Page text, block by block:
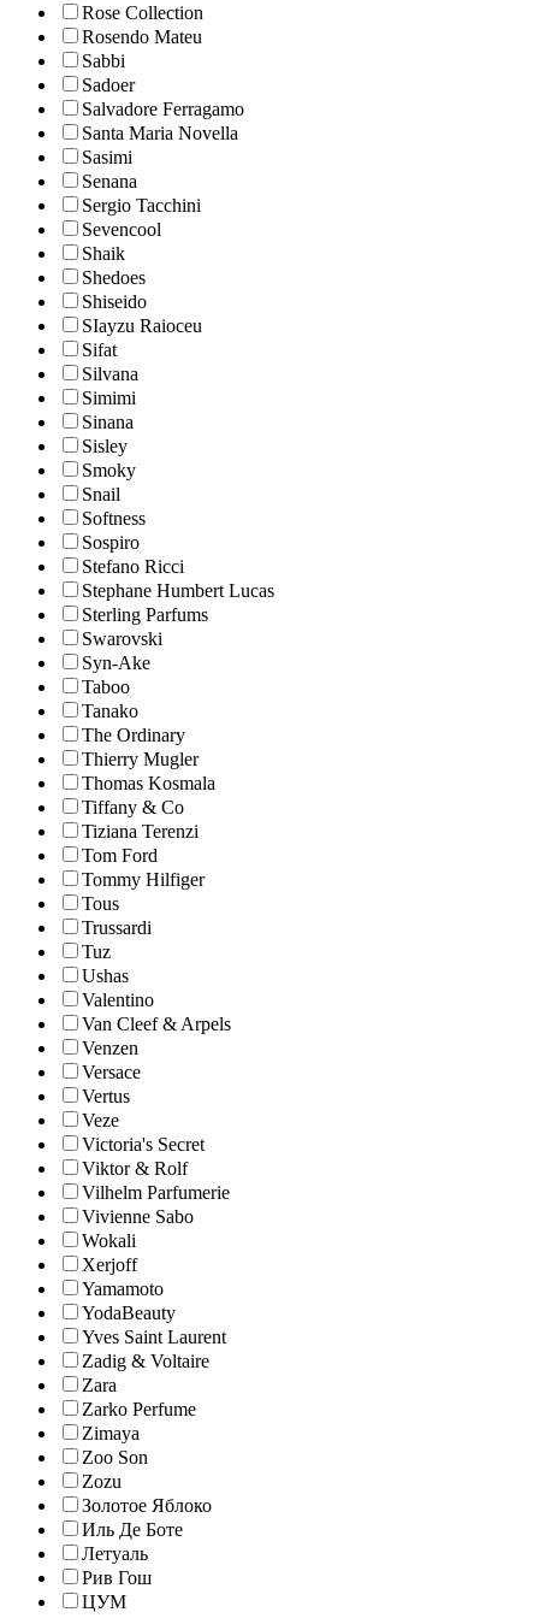
Rose Collection
Rosendo Mateu
Sabbi
Sadoer
Salvadore Ferragamo
Santa Maria Novella
Sasimi
Senana
Sergio Tacchini
Sevencool
Shaik
Shedoes
Shiseido
SIayzu Raioceu
Sifat
Silvana
Simimi
Sinana
Sisley
Smoky
Snail
Softness
Sospiro
Stefano Ricci
Stephane Humbert Lucas
Sterling Parfums
Swarovski
Syn-Ake
Taboo
Tanako
The Ordinary
Thierry Mugler
Thomas Kosmala
Tiffany & Co
Tiziana Terenzi
Tom Ford
Tommy Hilfiger
Tous
Trussardi
Tuz
Ushas
Valentino
Van Cleef & Arpels
Venzen
Versace
Vertus
Veze
Victoria's Secret
Viktor & Rolf
Vilhelm Parfumerie
Vivienne Sabo
Wokali
Xerjoff
Yamamoto
YodaBeauty
Yves Saint Laurent
Zadig & Voltaire
Zara
Zarko Perfume
Zimaya
Zoo Son
Zozu
Золотое Яблоко
Иль Де Боте
Летуаль
Рив Гош
ЦУМ